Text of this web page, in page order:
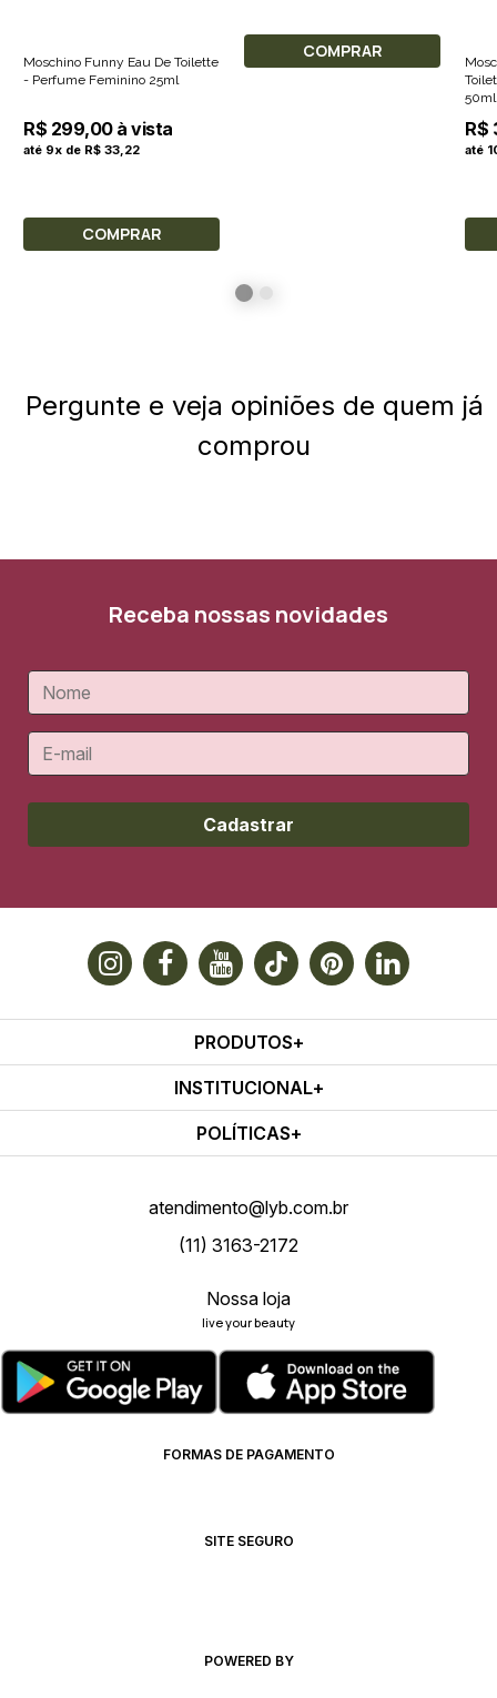
Moschino Funny Eau De Toilette
- Perfume Feminino 25ml
R$ 299,00 à vista
até 9x de R$ 33,22
COMPRAR
COMPRAR
50ml
R$
até
Pergunte e veja opiniões de quem já
comprou
Receba nossas novidades
Cadastrar
PRODUTOS
INSTITUCIONAL
POLÍTICAS
atendimento@lyb.com.br
(11) 3163-2172
Nossa loja
live your beauty
FORMAS DE PAGAMENTO
SITE SEGURO
POWERED BY